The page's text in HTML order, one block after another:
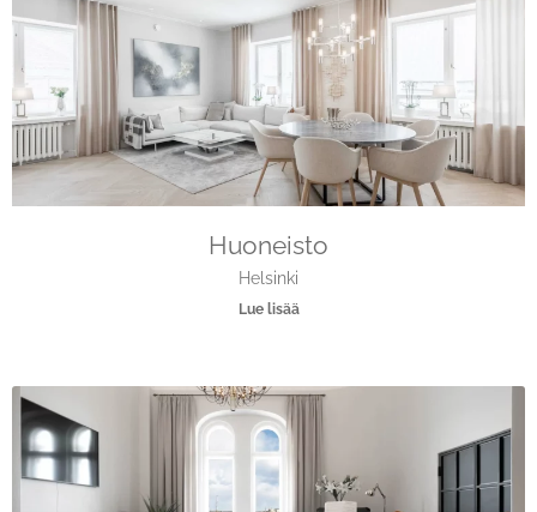
Huoneisto
Helsinki
Lue lisää